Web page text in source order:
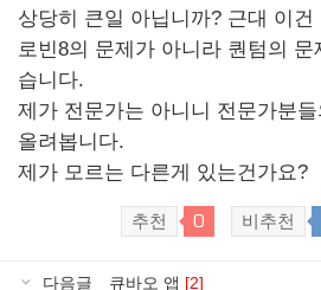
상당히 큰일 아닙니까? 근대 이건
로빈8의 문제가 아니라 퀀텀의
습니다.
제가 전문가는 아니니 전문가분
올려봅니다.
제가 모르는 다른게 있는건가요?
추천 0 비추천
다음글 큐바오 앱 [2]